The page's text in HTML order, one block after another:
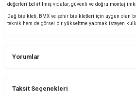
değerleri belirtilmiş vidalar, güvenli ve doğru montaj
Dağ bisikleti, BMX ve şehir bisikletleri için uygun olan
teknik hem de görsel bir yükseltme yapmak isteyen
Yorumlar
Taksit Seçenekleri